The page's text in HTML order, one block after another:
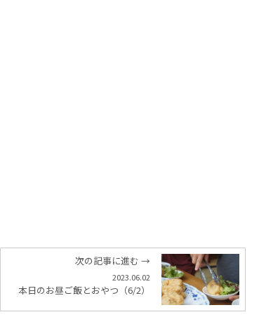
次の記事に進む →
2023.06.02
本日のお昼ご飯とおやつ（6/2）